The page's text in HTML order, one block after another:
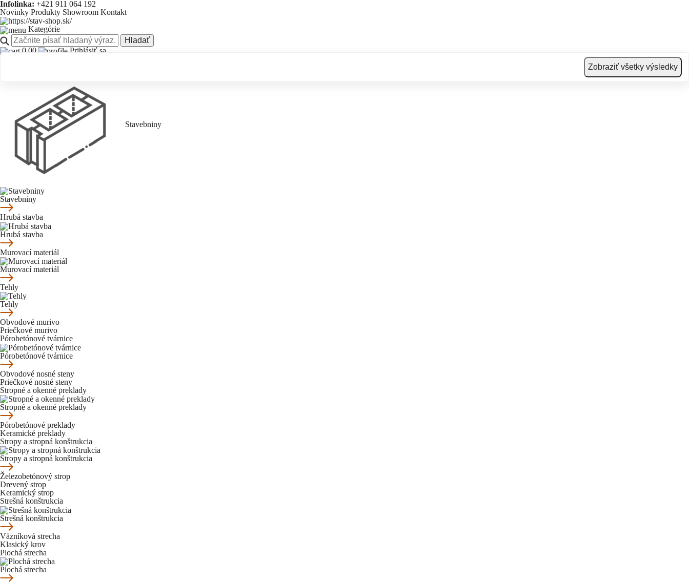
Infolinka: +421 911 064 192
Novinky Produkty Showroom Kontakt
Kategórie
Hladať
Zobraziť všetky výsledky
0.00
Prihlásiť sa
Stavebniny
Stavebniny
Hrubá stavba
Hrubá stavba
Murovací materiál
Murovací materiál
Tehly
Tehly
Obvodové murivo
Priečkové murivo
Pórobetónové tvárnice
Pórobetónové tvárnice
Obvodové nosné steny
Priečkové nosné steny
Stropné a okenné preklady
Stropné a okenné preklady
Pórobetónové preklady
Keramické preklady
Stropy a stropná konštrukcia
Stropy a stropná konštrukcia
Železobetónový strop
Drevený strop
Keramický strop
Strešná konštrukcia
Strešná konštrukcia
Väzníková strecha
Klasický krov
Plochá strecha
Plochá strecha